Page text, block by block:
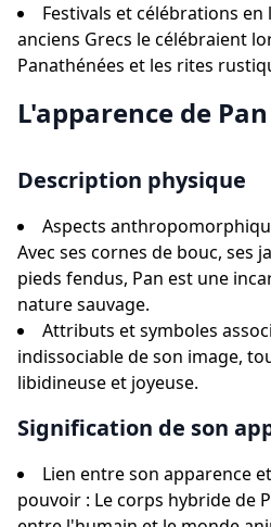
Festivals et célébrations en
anciens Grecs le célébraient
Panathénées et les rites
L'apparence de Pan
Description physique
Aspects
Avec ses cornes de bouc, ses
pieds fendus, Pan est une
nature sauvage.
Attributs et symboles
indissociable de son image,
libidineuse et joyeuse.
Signification de son
Lien entre son apparence
pouvoir : Le corps hybride de